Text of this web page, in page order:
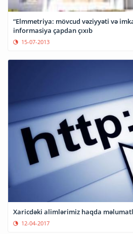
“Elmmetriya: mövcud vəziyyəti və
informasiya çapdan çıxıb
15-07-2013
Xaricdəki alimlərimiz haqda
12-04-2017